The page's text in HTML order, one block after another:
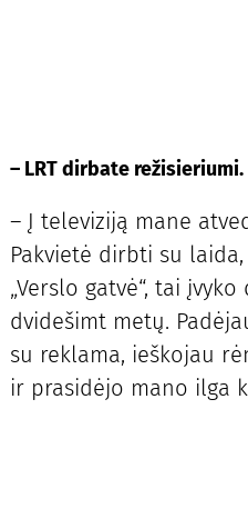
– LRT dirbate
– Į televiziją mane
Pakvietė dirbti su
„Verslo gatvė“, tai
dvidešimt metų.
su reklama, ieškojau
ir prasidėjo mano ilga